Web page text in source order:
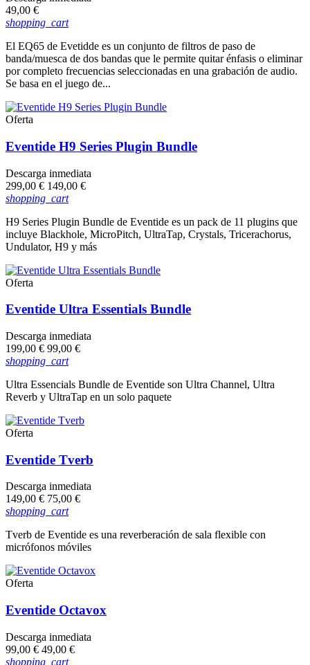
Precio
49,00 €
shopping_cart
El EQ65 de Evetidde es un conjunto de filtros de paso de
banda/muesca de dos bandas que le permite quitar énfasis o eliminar
por completo frecuencias seleccionadas en una grabación de audio.
Se basa en el juego de...
Oferta
Eventide H9 Series Plugin Bundle
Descarga inmediata
Precio
base
299,00 € Precio
149,00 €
shopping_cart
H9 Series Plugin Bundle de Eventide es un pack de 11 plugins que
incluye Blackhole, MicroPitch, UltraTap, Crystals, Tricerachorus,
Undulator, H9 y más
Oferta
Eventide Ultra Essentials Bundle
Descarga inmediata
Precio
base
199,00 € Precio
99,00 €
shopping_cart
Ultra Essencials Bundle de Eventide son Ultra Channel, Ultra
Reverb y UltraTap en un solo paquete
Oferta
Eventide Tverb
Descarga inmediata
Precio
base
149,00 € Precio
75,00 €
shopping_cart
Tverb de Eventide es una reverberación de sala flexible con
micrófonos móviles
Oferta
Eventide Octavox
Descarga inmediata
Precio
base
99,00 € Precio
49,00 €
shopping_cart